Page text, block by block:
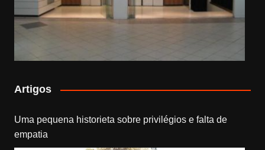
Artigos
Uma pequena historieta sobre privilégios e falta de
empatia